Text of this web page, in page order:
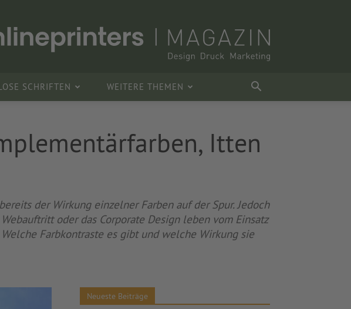
SCHRIFTEN WEITERE THEMEN
Itten
der Wirkung einzelner Farben auf der Spur. Jedoch
oder das Corporate Design leben vom Einsatz
Farbkontraste es gibt und welche Wirkung sie
Neueste Beiträge